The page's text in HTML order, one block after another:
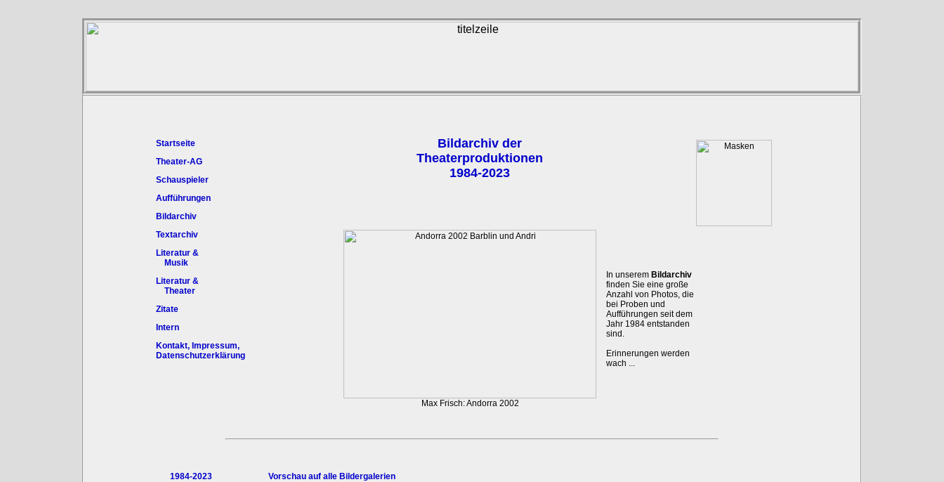
Startseite
Theater-AG
Schauspieler
Aufführungen
Bildarchiv
Textarchiv
Literatur &
Musik
Literatur &
Theater
Zitate
Intern
Kontakt, Impressum,
Datenschutzerklärung
Bildarchiv der
Theaterproduktionen
1984-2023
Max Frisch: Andorra 2002
In unserem Bildarchiv
finden Sie eine große
Anzahl von Photos, die
bei Proben und
Aufführungen seit dem
Jahr 1984 entstanden
sind.
Erinnerungen werden
wach ...
1984-2023 Vorschau auf alle Bildergalerien